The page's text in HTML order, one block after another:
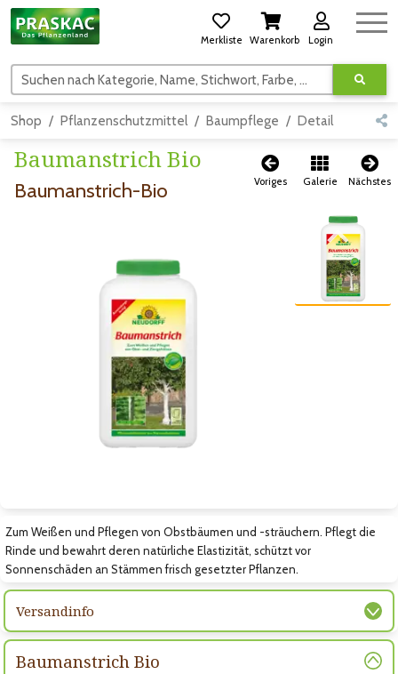
Merkliste Warenkorb Login
Suchen nach Kategorie, Name, Stichwort, Farbe, usw.
Shop Pflanzenschutzmittel Baumpflege Detail
Baumanstrich Bio
Baumanstrich-Bio Voriges Galerie Nächstes
Zum vorigen Bild
Zum nächsten Bild
Zum Weißen und Pflegen von Obstbäumen und -sträuchern. Pflegt die
Rinde und bewahrt deren natürliche Elastizität, schützt vor
Sonnenschäden an Stämmen frisch gesetzter Pflanzen.
Versandinfo
Baumanstrich Bio